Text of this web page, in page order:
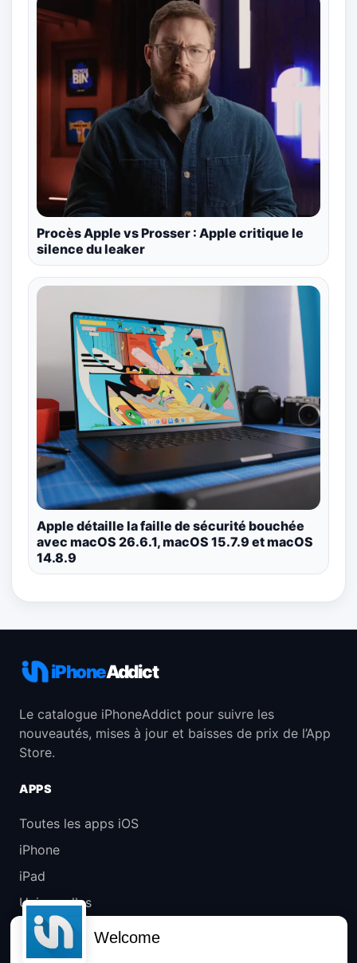
Procès Apple vs Prosser : Apple critique le
silence du leaker
Apple détaille la faille de sécurité bouchée
avec macOS 26.6.1, macOS 15.7.9 et macOS
14.8.9
iPhoneAddict
Le catalogue iPhoneAddict pour suivre les
nouveautés, mises à jour et baisses de prix de l’App
Store.
APPS
Toutes les apps iOS
iPhone
iPad
Universelles
Mac
Apple TV
Welcome